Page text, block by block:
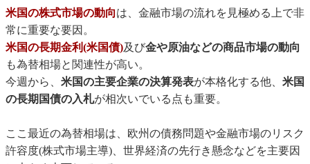
米国の株式市場の動向は、金融市場の流れを見極める上で非
常に重要な要因。
米国の長期金利(米国債)及び金や原油などの商品市場の動向
も為替相場と関連性が高い。
今週から、 米国の主要企業の決算発表が本格化する他、 米国
の長期国債の入札が相次いでいる点も重要。
ここ最近の為替相場は、欧州の債務問題や金融市場のリスク
許容度(株式市場主導)、世界経済の先行き懸念などを主要因